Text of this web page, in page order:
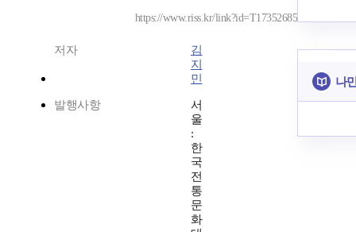
https://www.riss.kr/link?id=T17352685
저자
김
지
민
발행사항
서
울
:
한
국
전
통
문
화
나